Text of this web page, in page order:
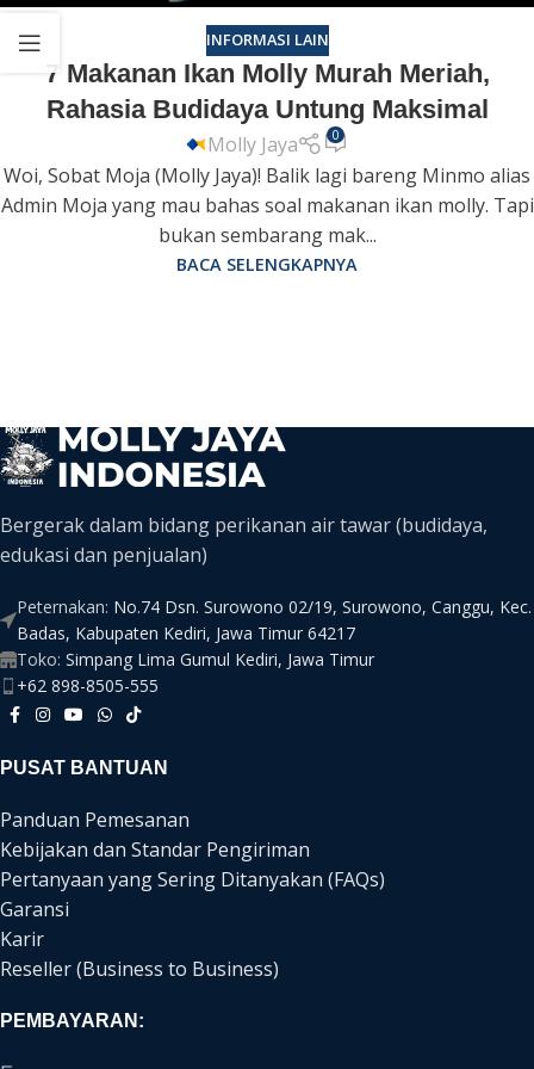
INFORMASI LAIN
7 Makanan Ikan Molly Murah Meriah,
Rahasia Budidaya Untung Maksimal
Molly Jaya 0
Woi, Sobat Moja (Molly Jaya)! Balik lagi bareng Minmo alias
Admin Moja yang mau bahas soal makanan ikan molly. Tapi
bukan sembarang mak...
BACA SELENGKAPNYA
Bergerak dalam bidang perikanan air tawar (budidaya,
edukasi dan penjualan)
Peternakan: No.74 Dsn. Surowono 02/19, Surowono, Canggu, Kec.
Badas, Kabupaten Kediri, Jawa Timur 64217
Toko: Simpang Lima Gumul Kediri, Jawa Timur
+62 898-8505-555
PUSAT BANTUAN
Panduan Pemesanan
Kebijakan dan Standar Pengiriman
Pertanyaan yang Sering Ditanyakan (FAQs)
Garansi
Karir
Reseller (Business to Business)
PEMBAYARAN: